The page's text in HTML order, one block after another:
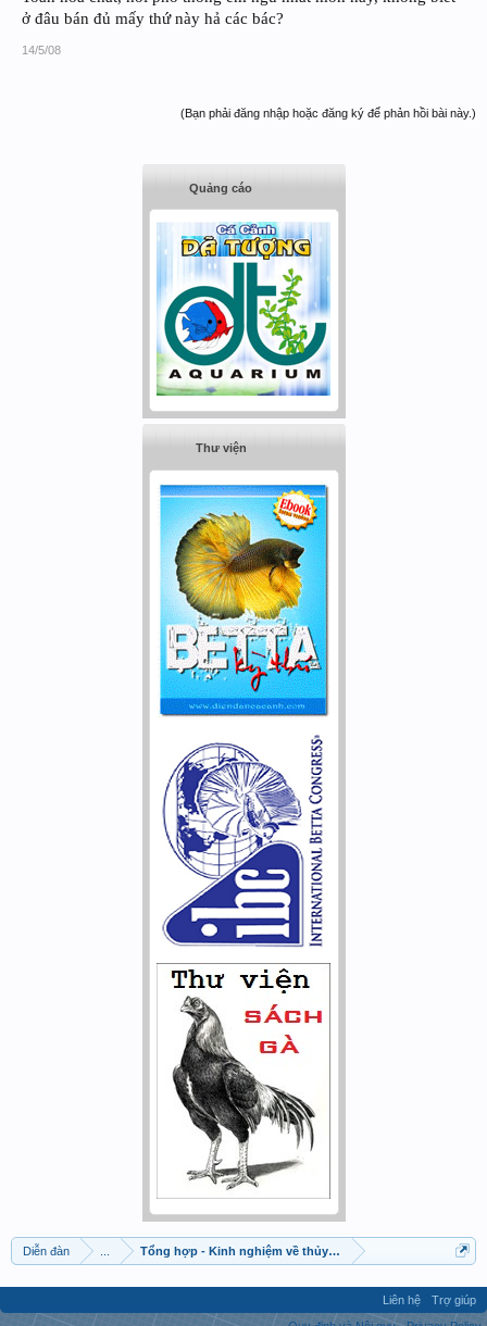
ở đâu bán đủ mấy thứ này hả các bác?
14/5/08
(Bạn phải đăng nhập hoặc đăng ký để phản hồi bài này.)
Quảng cáo
Thư viện
Diễn đàn Tổng hợp - Kinh nghiệm về thủy sinh
Liên hệ
Trợ giúp